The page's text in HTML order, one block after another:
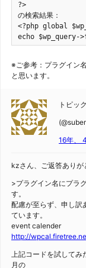
?>
の検索結果：
<?php global
echo
※ご参考：プラグイン
と思います。
トピッ
16年、
kzさん、ご返答ありが
>プラグイン名にプラ
す。
配慮が至らず、申し訳
ています。
event calender
http://
上記コードを試してみ
月の